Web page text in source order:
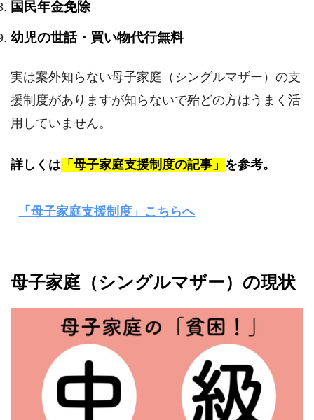
国民年金免除
幼児の世話・買い物代行無料
実は案外知らない母子家庭（シングルマザー）の支
援制度がありますが知らないで殆どの方はうまく活
用していません。
詳しくは 「母子家庭支援制度の記事」 を参考。
「母子家庭支援制度」こちらへ
母子家庭（シングルマザー）の現状